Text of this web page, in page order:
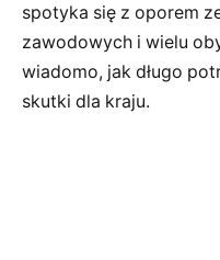
spotyka się z oporem
zawodowych i wielu
wiadomo, jak długo
skutki dla kraju.